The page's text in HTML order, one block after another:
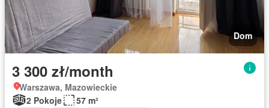
Dom
3 300 zł/month
Warszawa, Mazowieckie
2 Pokoje
57 m²